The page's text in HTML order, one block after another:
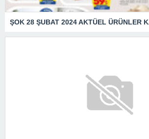
ŞOK 28 ŞUBAT 2024 AKTÜEL ÜRÜNLER